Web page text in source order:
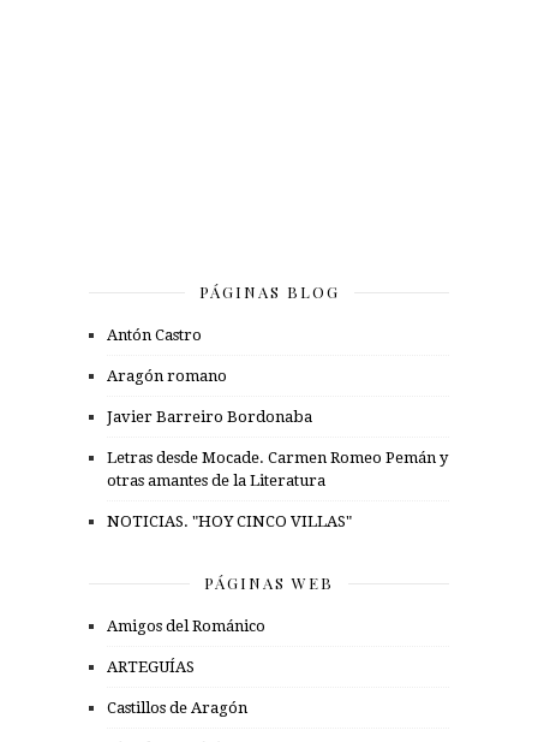
PÁGINAS BLOG
Antón Castro
Aragón romano
Javier Barreiro Bordonaba
Letras desde Mocade. Carmen Romeo Pemán y
otras amantes de la Literatura
NOTICIAS. "HOY CINCO VILLAS"
PÁGINAS WEB
Amigos del Románico
ARTEGUÍAS
Castillos de Aragón